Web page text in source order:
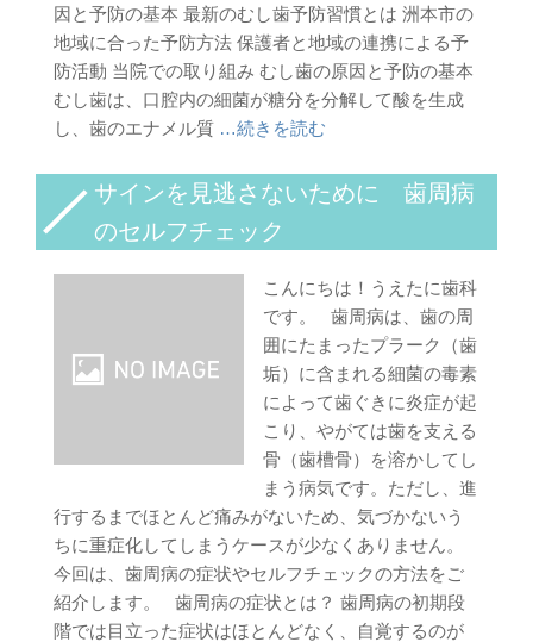
因と予防の基本 最新のむし歯予防習慣とは 洲本市の
地域に合った予防方法 保護者と地域の連携による予
防活動 当院での取り組み むし歯の原因と予防の基本
むし歯は、口腔内の細菌が糖分を分解して酸を生成
し、歯のエナメル質 …続きを読む
サインを見逃さないために 歯周病
のセルフチェック
こんにちは！うえたに歯科
です。 歯周病は、歯の周
囲にたまったプラーク（歯
垢）に含まれる細菌の毒素
によって歯ぐきに炎症が起
こり、やがては歯を支える
骨（歯槽骨）を溶かしてし
まう病気です。ただし、進
行するまでほとんど痛みがないため、気づかないう
ちに重症化してしまうケースが少なくありません。
今回は、歯周病の症状やセルフチェックの方法をご
紹介します。 歯周病の症状とは？ 歯周病の初期段
階では目立った症状はほとんどなく、自覚するのが